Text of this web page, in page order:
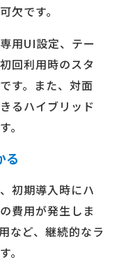
欠です。
用UI設定、テー
回利用時のスタ
す。また、対面
るハイブリッド
。
る
初期導入時にハ
費用が発生しま
など、継続的なラ
。